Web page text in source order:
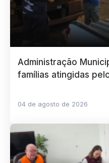
Administração
famílias atingidas
04 de agosto de 2026